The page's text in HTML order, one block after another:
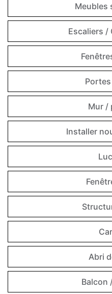
Meubles
Escaliers /
Mur /
Installer
Abri
Balcon